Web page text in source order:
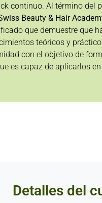
continuo. Al término del
Beauty & Hair
que demuestre que
teóricos y
con el objetivo de
es capaz de aplicarlos
Detalles del